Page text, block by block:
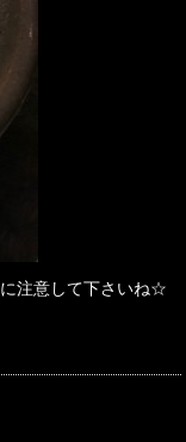
注意して下さいね☆